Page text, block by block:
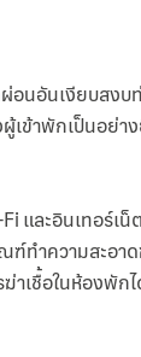
นอันเงียบสง
ข้าพักเป็นอย่
และอินเทอร์
ำความสะอาด
เชื้อในห้องพัก